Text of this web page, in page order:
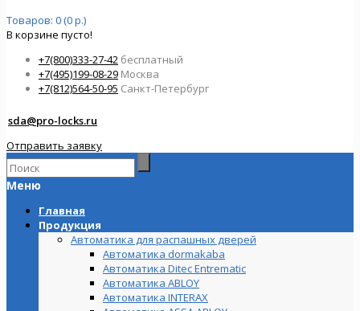
Товаров: 0 (0 р.)
В корзине пусто!
+7(800)333-27-42 бесплатный
+7(495)199-08-29 Москва
+7(812)564-50-95 Санкт-Петербург
sda@pro-locks.ru
Отправить заявку
Меню
Главная
Продукция
Автоматика для распашных дверей
Автоматика dormakaba
Автоматика Ditec Entrematic
Автоматика ABLOY
Автоматика INTERAX